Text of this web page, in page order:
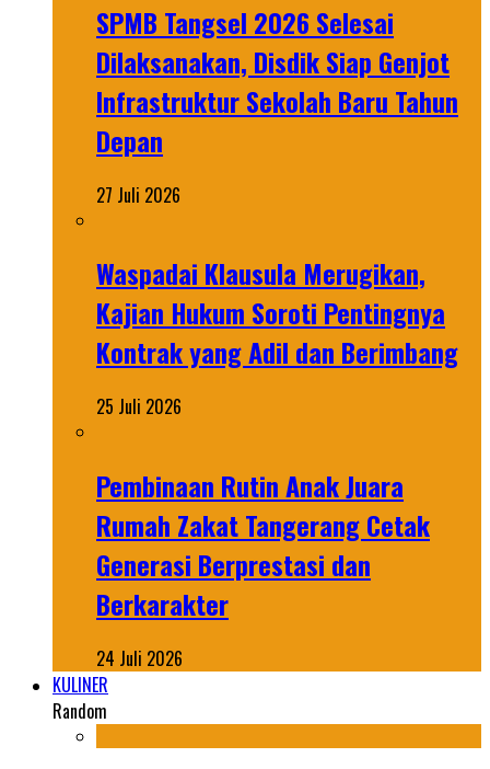
SPMB Tangsel 2026 Selesai
Dilaksanakan, Disdik Siap Genjot
Infrastruktur Sekolah Baru Tahun
Depan
27 Juli 2026
Waspadai Klausula Merugikan,
Kajian Hukum Soroti Pentingnya
Kontrak yang Adil dan Berimbang
25 Juli 2026
Pembinaan Rutin Anak Juara
Rumah Zakat Tangerang Cetak
Generasi Berprestasi dan
Berkarakter
24 Juli 2026
KULINER
Random